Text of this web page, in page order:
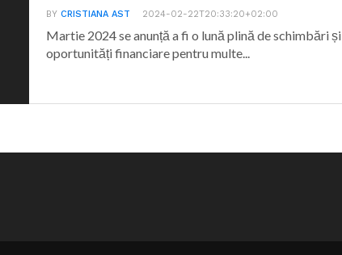
BYCRISTIANA AST 2024-02-22T20:33:20+02:00
Martie 2024 se anunță a fi o lună plină de schimbări și
oportunități financiare pentru multe...